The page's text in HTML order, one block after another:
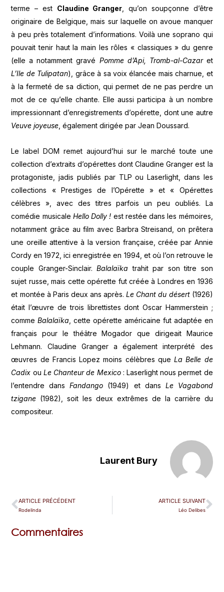
terme – est Claudine Granger, qu’on soupçonne d’être
originaire de Belgique, mais sur laquelle on avoue manquer
à peu près totalement d’informations. Voilà une soprano qui
pouvait tenir haut la main les rôles « classiques » du genre
(elle a notamment gravé Pomme d’Api, Tromb-al-Cazar et
L’Ile de Tulipatan), grâce à sa voix élancée mais charnue, et
à la fermeté de sa diction, qui permet de ne pas perdre un
mot de ce qu’elle chante. Elle aussi participa à un nombre
impressionnant d’enregistrements d’opérette, dont une autre
Veuve joyeuse, également dirigée par Jean Doussard.
Le label DOM remet aujourd’hui sur le marché toute une
collection d’extraits d’opérettes dont Claudine Granger est la
protagoniste, jadis publiés par TLP ou Laserlight, dans les
collections « Prestiges de l’Opérette » et « Opérettes
célèbres », avec des titres parfois un peu oubliés. La
comédie musicale Hello Dolly ! est restée dans les mémoires,
notamment grâce au film avec Barbra Streisand, on prêtera
une oreille attentive à la version française, créée par Annie
Cordy en 1972, ici enregistrée en 1994, et où l’on retrouve le
couple Granger-Sinclair.Balalaïka trahit par son titre son
sujet russe, mais cette opérette fut créée à Londres en 1936
et montée à Paris deux ans après.Le Chant du désert(1926)
était l’œuvre de trois librettistes dont Oscar Hammerstein ;
commeBalalaïka , cette opérette américaine fut adaptée en
français pour le théâtre Mogador que dirigeait Maurice
Lehmann. Claudine Granger a également interprété des
œuvres de Francis Lopez moins célèbres queLa Belle de
Cadix ou Le Chanteur de Mexico: Laserlight nous permet de
l’entendre dansFandango (1949) et dans Le Vagabond
tzigane (1982), soit les deux extrêmes de la carrière du
compositeur.
Laurent Bury
ARTICLE PRÉCÉDENT
Rodelinda
ARTICLE SUIVANT
Léo Delibes
Commentaires